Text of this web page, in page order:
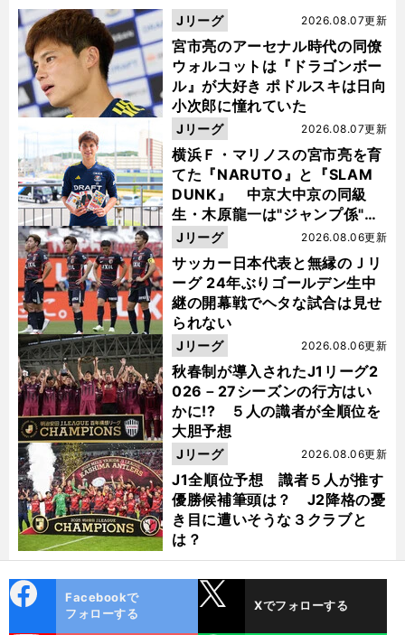
宮市亮のアーセナル時代の同僚
ウォルコットは『ドラゴンボー
ル』が大好き ポドルスキは日向
小次郎に憧れていた
2026.08.07更新
Jリーグ
横浜Ｆ・マリノスの宮市亮を育
てた『NARUTO』と『SLAM
DUNK』 中京大中京の同級
生・木原龍一は"ジャンプ係"だ
った
2026.08.07更新
Jリーグ
サッカー日本代表と無縁のＪリ
ーグ 24年ぶりゴールデン生中
継の開幕戦でヘタな試合は見せ
られない
2026.08.06更新
Jリーグ
秋春制が導入されたJ1リーグ2
026－27シーズンの行方はい
かに!? ５人の識者が全順位を
大胆予想
2026.08.06更新
Jリーグ
J1全順位予想 識者５人が推す
優勝候補筆頭は？ J2降格の憂
き目に遭いそうな３クラブと
は？
2026.08.06更新
Jリーグ
ok
Facebookで
フォローする
Xでフォローする